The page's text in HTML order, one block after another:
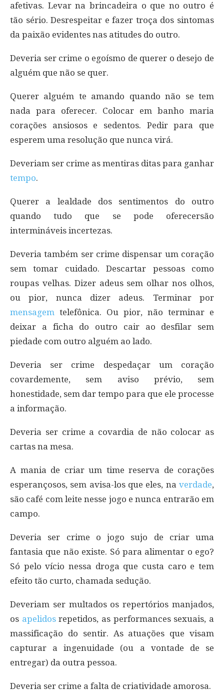
afetivas. Levar na brincadeira o que no outro é
tão sério. Desrespeitar e fazer troça dos sintomas
da paixão evidentes nas atitudes do outro.
Deveria ser crime o egoísmo de querer o desejo de
alguém que não se quer.
Querer alguém te amando quando não se tem
nada para oferecer. Colocar em banho maria
corações ansiosos e sedentos. Pedir para que
esperem uma resolução que nunca virá.
Deveriam ser crime as mentiras ditas para ganhar
tempo.
Querer a lealdade dos sentimentos do outro
quando tudo que se pode oferecersão
intermináveis incertezas.
Deveria também ser crime dispensar um coração
sem tomar cuidado. Descartar pessoas como
roupas velhas. Dizer adeus sem olhar nos olhos,
ou pior, nunca dizer adeus. Terminar por
mensagem telefônica. Ou pior, não terminar e
deixar a ficha do outro cair ao desfilar sem
piedade com outro alguém ao lado.
Deveria ser crime despedaçar um coração
covardemente, sem aviso prévio, sem
honestidade, sem dar tempo para que ele processe
a informação.
Deveria ser crime a covardia de não colocar as
cartas na mesa.
A mania de criar um time reserva de corações
esperançosos, sem avisa-los que eles, na verdade,
são café com leite nesse jogo e nunca entrarão em
campo.
Deveria ser crime o jogo sujo de criar uma
fantasia que não existe. Só para alimentar o ego?
Só pelo vício nessa droga que custa caro e tem
efeito tão curto, chamada sedução.
Deveriam ser multados os repertórios manjados,
os apelidosrepetidos, as performances sexuais, a
massificação do sentir. As atuações que visam
capturar a ingenuidade (ou a vontade de se
entregar) da outra pessoa.
Deveria ser crime a falta de criatividade amorosa.